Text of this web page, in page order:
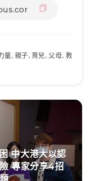
量, 親子,育兒, 父母, 教
中大港大以認
專家分享4招